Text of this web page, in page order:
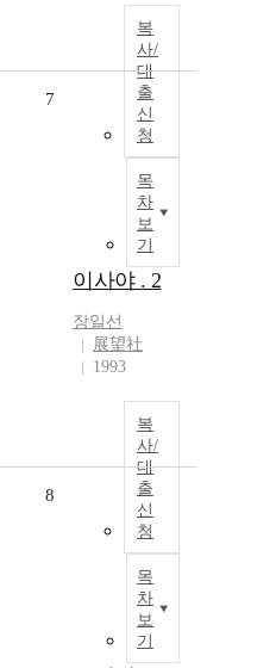
복
사/
대
출
신
청
목
차
보
기
7
이사야 . 2
장일선
展望社
1993
복
사/
대
출
신
청
목
차
보
기
8